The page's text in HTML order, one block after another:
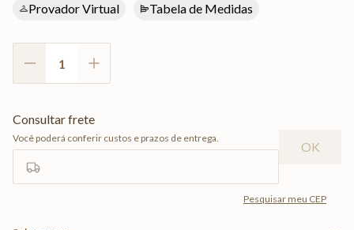
Provador Virtual Tabela de Medidas